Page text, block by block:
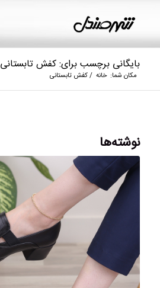
بایگانی برچسب برای: کفش تابستانی
مکان شما: خانه /کفش تابستانی
نوشته‌ها